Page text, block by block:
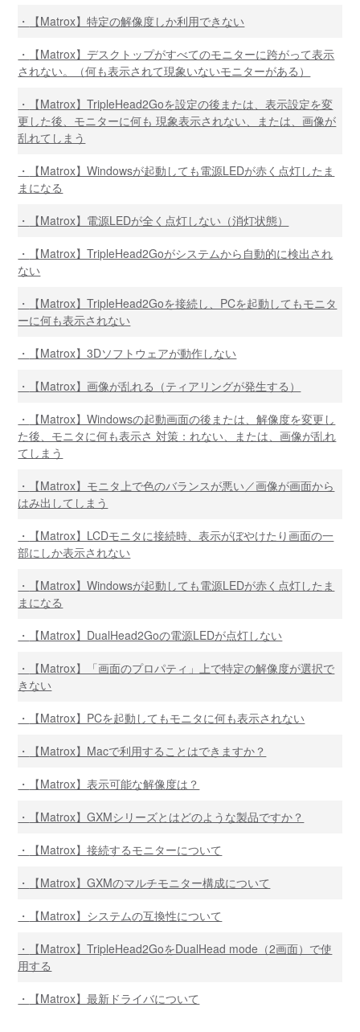
【Matrox】特定の解像度しか利用できない
【Matrox】デスクトップがすべてのモニターに跨がって表示
されない。（何も表示されて現象いないモニターがある）
【Matrox】TripleHead2Goを設定の後または、表示設定を変
更した後、モニターに何も 現象表示されない、または、画像が
乱れてしまう
【Matrox】Windowsが起動しても電源LEDが赤く点灯したま
まになる
【Matrox】電源LEDが全く点灯しない（消灯状態）
【Matrox】TripleHead2Goがシステムから自動的に検出され
ない
【Matrox】TripleHead2Goを接続し、PCを起動してもモニタ
ーに何も表示されない
【Matrox】3Dソフトウェアが動作しない
【Matrox】画像が乱れる（ティアリングが発生する）
【Matrox】Windowsの起動画面の後または、解像度を変更し
た後、モニタに何も表示さ 対策：れない、または、画像が乱れ
てしまう
【Matrox】モニタ上で色のバランスが悪い／画像が画面から
はみ出してしまう
【Matrox】LCDモニタに接続時、表示がぼやけたり画面の一
部にしか表示されない
【Matrox】Windowsが起動しても電源LEDが赤く点灯したま
まになる
【Matrox】DualHead2Goの電源LEDが点灯しない
【Matrox】「画面のプロパティ」上で特定の解像度が選択で
きない
【Matrox】PCを起動してもモニタに何も表示されない
【Matrox】Macで利用することはできますか？
【Matrox】表示可能な解像度は？
【Matrox】GXMシリーズとはどのような製品ですか？
【Matrox】接続するモニターについて
【Matrox】GXMのマルチモニター構成について
【Matrox】システムの互換性について
【Matrox】TripleHead2GoをDualHead mode（2画面）で使
用する
【Matrox】最新ドライバについて